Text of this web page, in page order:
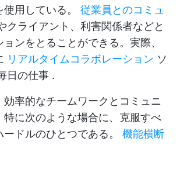
用している。 従業員とのコミュ
クライアント、利害関係者などと
ンをとることができる。実際、
リアルタイムコラボレーション ソ
日の仕事 .
効率的なチームワークとコミュニ
特に次のような場合に、克服すべ
ードルのひとつである。 機能横断